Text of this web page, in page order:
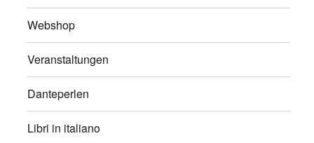
Webshop
Veranstaltungen
Danteperlen
Libri in italiano